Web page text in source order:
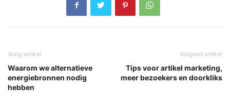
Vorig artikel
Waarom we alternatieve
energiebronnen nodig
hebben
Volgend artikel
Tips voor artikel marketing,
meer bezoekers en doorkliks